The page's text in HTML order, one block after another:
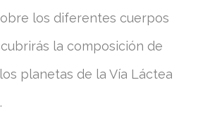
los diferentes cuerpos
la composición de
planetas de la Vía Láctea